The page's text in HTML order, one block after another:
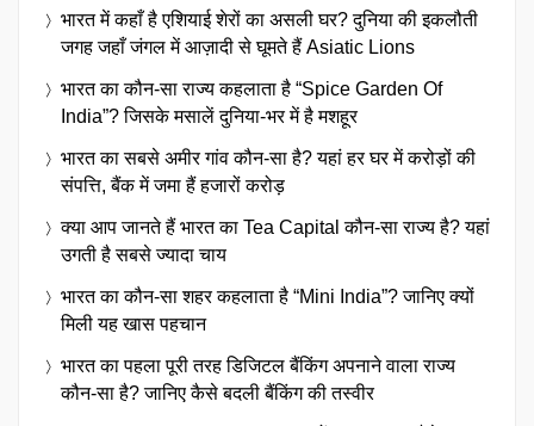
भारत में कहाँ है एशियाई शेरों का असली घर? दुनिया की इकलौती
जगह जहाँ जंगल में आज़ादी से घूमते हैं Asiatic Lions
भारत का कौन-सा राज्य कहलाता है “Spice Garden Of
India”? जिसके मसालें दुनिया-भर में है मशहूर
भारत का सबसे अमीर गांव कौन-सा है? यहां हर घर में करोड़ों की
संपत्ति, बैंक में जमा हैं हजारों करोड़
क्या आप जानते हैं भारत का Tea Capital कौन-सा राज्य है? यहां
उगती है सबसे ज्यादा चाय
भारत का कौन-सा शहर कहलाता है “Mini India”? जानिए क्यों
मिली यह खास पहचान
भारत का पहला पूरी तरह डिजिटल बैंकिंग अपनाने वाला राज्य
कौन-सा है? जानिए कैसे बदली बैंकिंग की तस्वीर